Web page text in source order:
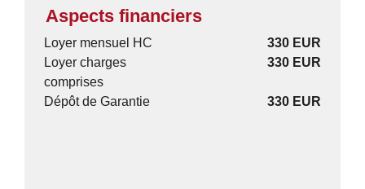
Aspects financiers
Loyer mensuel HC
330 EUR
Loyer charges
comprises
330 EUR
Dépôt de Garantie 330 EUR